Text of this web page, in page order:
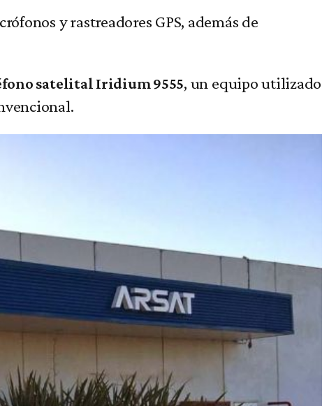
y rastreadores GPS, además de
satelital Iridium 9555, un equipo utilizado